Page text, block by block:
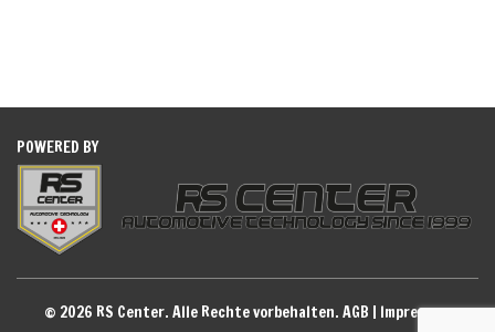
POWERED BY
© 2026 RS Center. Alle Rechte vorbehalten. AGB | Impressum